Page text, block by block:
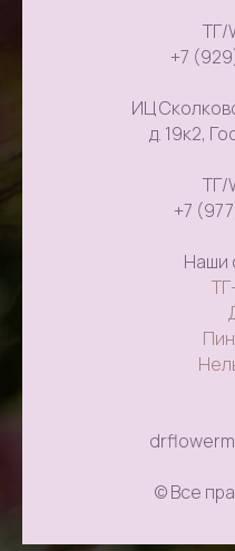
ТГ/
+7
ИЦ
д. 19к2,
ТГ/
+7
Наши
© Все